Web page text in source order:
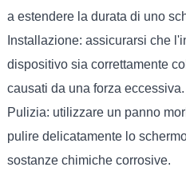
a estendere la durata di uno
Installazione: assicurarsi che
dispositivo sia correttamente
causati da una forza eccessiva.
Pulizia: utilizzare un panno
pulire delicatamente lo
sostanze chimiche corrosive.